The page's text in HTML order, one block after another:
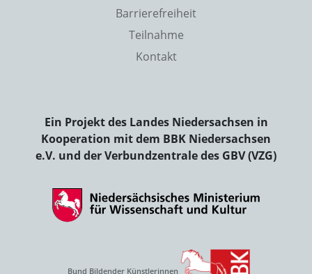
Barrierefreiheit
Teilnahme
Kontakt
Ein Projekt des Landes Niedersachsen in
Kooperation mit dem BBK Niedersachsen
e.V. und der Verbundzentrale des GBV (VZG)
Bund Bildender Künstlerinnen